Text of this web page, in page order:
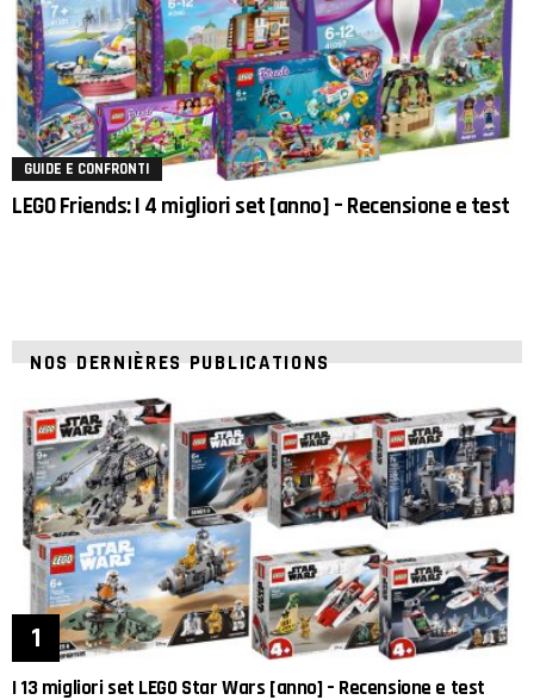
GUIDE E CONFRONTI
LEGO Friends: I 4 migliori set [anno] – Recensione e test
NOS DERNIÈRES PUBLICATIONS
I 13 migliori set LEGO Star Wars [anno] – Recensione e test